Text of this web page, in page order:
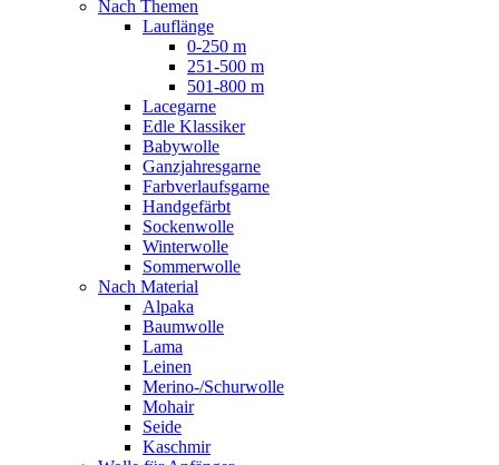
Nach Themen
Lauflänge
0-250 m
251-500 m
501-800 m
Lacegarne
Edle Klassiker
Babywolle
Ganzjahresgarne
Farbverlaufsgarne
Handgefärbt
Sockenwolle
Winterwolle
Sommerwolle
Nach Material
Alpaka
Baumwolle
Lama
Leinen
Merino-/Schurwolle
Mohair
Seide
Kaschmir